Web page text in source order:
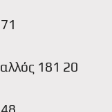
181 20